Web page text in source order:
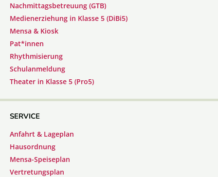
Nachmittagsbetreuung (GTB)
Medienerziehung in Klasse 5 (DiBi5)
Mensa & Kiosk
Pat*innen
Rhythmisierung
Schulanmeldung
Theater in Klasse 5 (Pro5)
SERVICE
Anfahrt & Lageplan
Hausordnung
Mensa-Speiseplan
Vertretungsplan